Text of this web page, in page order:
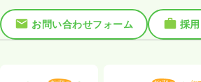
お問い合わせフォーム
採